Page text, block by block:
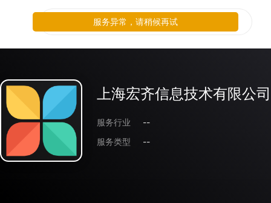
上海宏齐信息技术有限公司
服务行业
--
服务类型
--
服务异常，请稍候再试